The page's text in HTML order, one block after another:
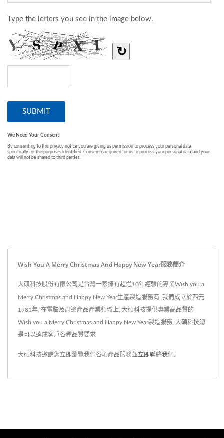
Wish You A Merry Christmas And Happy New Year服務簡介
大碩科技股份有限公司是台灣一家擁有超過10年經驗的專業Wish you a
Merry Christmas and Happy New Year生產製造服務商. 我們成立於西元
1981年, 在電腦及周邊產品產業領域上, 大碩科技提供專業高品質的
Wish you a Merry Christmas and Happy New Year製造服務, 大碩科技總
是可以達成客戶各種品質要求
大碩科技邀請您立即瀏覽我們各項產品服務並立即聯絡我們